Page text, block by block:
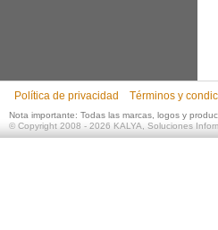
Política de privacidad Términos y
Nota importante: Todas las marcas, logos y
©Copyright 2008 - 2026 KALYA, Soluciones